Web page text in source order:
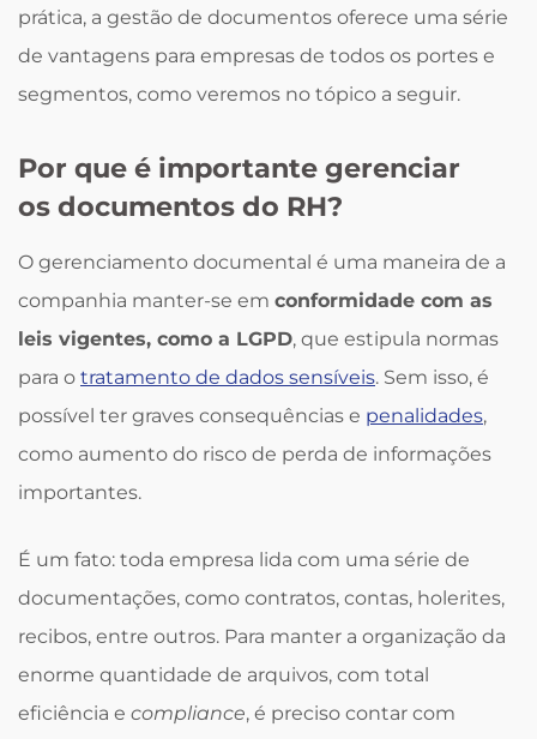
prática, a gestão de documentos oferece uma série
de vantagens para empresas de todos os portes e
segmentos, como veremos no tópico a seguir.
Por que é importante gerenciar
os documentos do RH?
O gerenciamento documental é uma maneira de a
companhia manter-se em conformidade com as
leis vigentes, como a LGPD, que estipula normas
para o tratamento de dados sensíveis. Sem isso, é
possível ter graves consequências e penalidades,
como aumento do risco de perda de informações
importantes.
É um fato: toda empresa lida com uma série de
documentações, como contratos, contas, holerites,
recibos, entre outros. Para manter a organização da
enorme quantidade de arquivos, com total
eficiência e compliance, é preciso contar com